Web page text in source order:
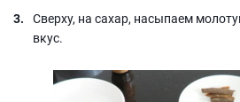
Сверху, на сахар, насыпаем
вкус.